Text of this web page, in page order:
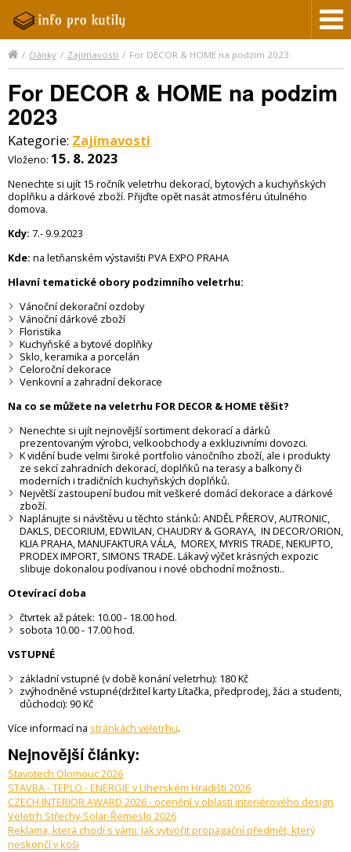
/ články / Zajímavosti / For DECOR & HOME na podzim 2023
For DECOR & HOME na podzim
2023
Kategorie: Zajímavosti
Vloženo: 15. 8. 2023
Nenechte si ujít 15 ročník veletrhu dekorací, bytových a kuchyňských
doplňku a dárkové zboží. Přijďte opět nasát atmosféru útulného
domova.
Kdy: 7.- 9.9.2023
Kde: na letňanském výstavišti PVA EXPO PRAHA
Hlavní tematické obory podzimního veletrhu:
Vánoční dekorační ozdoby
Vánoční dárkové zboží
Floristika
Kuchyňské a bytové doplňky
Sklo, keramika a porcelán
Celoroční dekorace
Venkovní a zahradní dekorace
Na co se můžete na veletrhu FOR DECOR & HOME těšit?
Nenechte si ujít nejnovější sortiment dekorací a dárků
prezentovaným výrobci, velkoobchody a exkluzivními dovozci.
K vidění bude velmi široké portfolio vánočního zboží, ale i produkty
ze sekcí zahradních dekorací, doplňků na terasy a balkony či
moderních i tradičních kuchyňských doplňků.
Největší zastoupení budou mít veškeré domácí dekorace a dárkové
zboží.
Naplánujte si návštěvu u těchto stánků: ANDĚL PŘEROV, AUTRONIC,
DAKLS, DECORIUM, EDWILAN, CHAUDRY & GORAYA, IN DECOR/ORION,
KLIA PRAHA, MANUFAKTURA VÁLA, MOREX, MYRIS TRADE, NEKUPTO,
PRODEX IMPORT, SIMONS TRADE. Lákavý výčet krásných expozic
slibuje dokonalou podívanou i nové obchodní možnosti..
Otevírací doba
čtvrtek až pátek: 10.00 - 18.00 hod.
sobota 10.00 - 17.00 hod.
VSTUPNÉ
základní vstupné (v době konání veletrhu): 180 Kč
zvýhodněné vstupné(držitel karty Lítačka, předprodej, žáci a studenti,
důchodci): 90 Kč
Více informací na stránkách veletrhu.
Nejnovější články:
Stavotech Olomouc 2026
STAVBA - TEPLO - ENERGIE v Uherském Hradišti 2026
CZECH INTERIOR AWARD 2026 - ocenění v oblasti interiérového design
Veletrh Střechy-Solar-Řemeslo 2026
Reklama, která chodí s vámi: Jak vytvořit propagační předmět, který
neskončí v koši